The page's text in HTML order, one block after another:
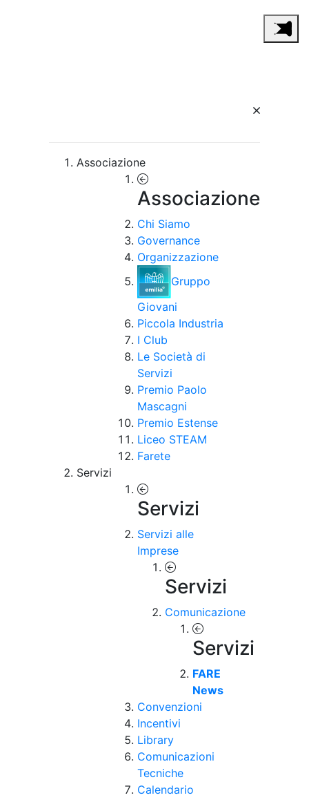
Associazione
Associazione
Chi Siamo
Governance
Organizzazione
Gruppo
Giovani
Piccola Industria
I Club
Le Società di
Servizi
Premio Paolo
Mascagni
Premio Estense
Liceo STEAM
Farete
Servizi
Servizi
Servizi alle
Imprese
Servizi
Comunicazione
Servizi
FARE
News
Convenzioni
Incentivi
Library
Comunicazioni
Tecniche
Calendario